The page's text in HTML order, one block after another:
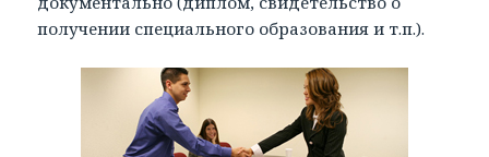
получении специального образования и т.п.).